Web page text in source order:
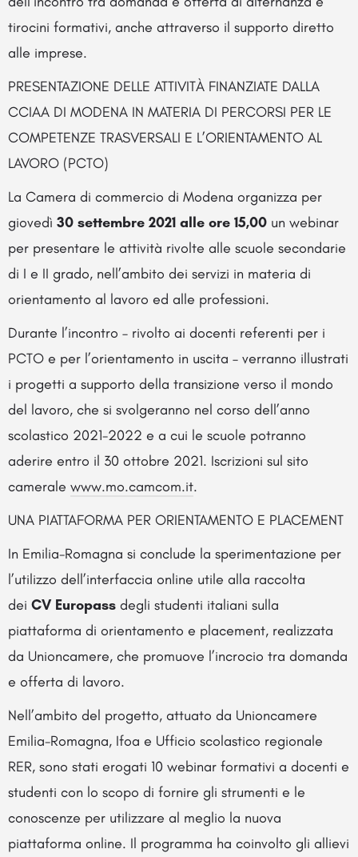
tirocini formativi, anche attraverso il supporto diretto
alle imprese.
PRESENTAZIONE DELLE ATTIVITÀ FINANZIATE DALLA
CCIAA DI MODENA IN MATERIA DI PERCORSI PER LE
COMPETENZE TRASVERSALI E L’ORIENTAMENTO AL
LAVORO (PCTO)
La Camera di commercio di Modena organizza per
giovedì 30 settembre 2021 alle ore 15,00 un webinar
per presentare le attività rivolte alle scuole secondarie
di I e II grado, nell’ambito dei servizi in materia di
orientamento al lavoro ed alle professioni.
Durante l’incontro – rivolto ai docenti referenti per i
PCTO e per l’orientamento in uscita – verranno illustrati
i progetti a supporto della transizione verso il mondo
del lavoro, che si svolgeranno nel corso dell’anno
scolastico 2021-2022 e a cui le scuole potranno
aderire entro il 30 ottobre 2021. Iscrizioni sul sito
camerale www.mo.camcom.it.
UNA PIATTAFORMA PER ORIENTAMENTO E PLACEMENT
In Emilia-Romagna si conclude la sperimentazione per
l’utilizzo dell’interfaccia online utile alla raccolta
dei CV Europass degli studenti italiani sulla
piattaforma di orientamento e placement, realizzata
da Unioncamere, che promuove l’incrocio tra domanda
e offerta di lavoro.
Nell’ambito del progetto, attuato da Unioncamere
Emilia-Romagna, Ifoa e Ufficio scolastico regionale
RER, sono stati erogati 10 webinar formativi a docenti e
studenti con lo scopo di fornire gli strumenti e le
conoscenze per utilizzare al meglio la nuova
piattaforma online. Il programma ha coinvolto gli allievi